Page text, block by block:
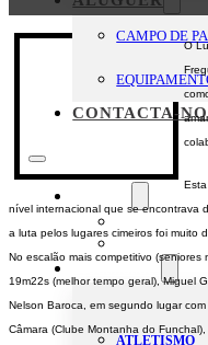
CAMPO DE
CONTACTA-
Estatutos
Modalidades
ATLETISMO
O
nível internacional que se encontrava
a luta pelos lugares cimeiros foi muito
No escalão mais competitivo
19m22s (melhor tempo geral), Miguel
Nelson Baroca, em segundo lugar
Câmara (Clube Montanha do